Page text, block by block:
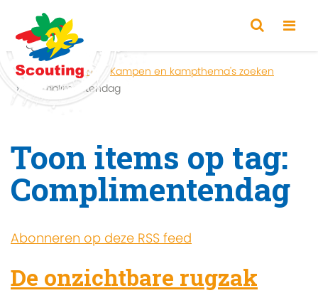
Home Zoeken
Kampen en kampthema's zoeken
Complimentendag
Toon items op tag:
Complimentendag
Abonneren op deze RSS feed
De onzichtbare rugzak